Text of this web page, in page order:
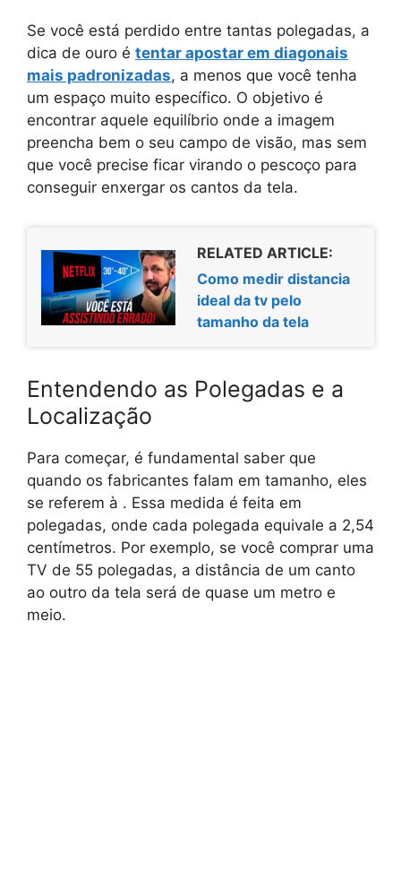
Se você está perdido entre tantas polegadas, a
dica de ouro é tentar apostar em diagonais
mais padronizadas, a menos que você tenha
um espaço muito específico. O objetivo é
encontrar aquele equilíbrio onde a imagem
preencha bem o seu campo de visão, mas sem
que você precise ficar virando o pescoço para
conseguir enxergar os cantos da tela.
RELATED ARTICLE:
Como medir distancia
ideal da tv pelo
tamanho da tela
Entendendo as Polegadas e a
Localização
Para começar, é fundamental saber que
quando os fabricantes falam em tamanho, eles
se referem à . Essa medida é feita em
polegadas, onde cada polegada equivale a 2,54
centímetros. Por exemplo, se você comprar uma
TV de 55 polegadas, a distância de um canto
ao outro da tela será de quase um metro e
meio.